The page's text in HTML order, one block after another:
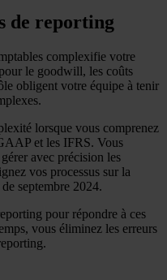
de reporting
complexifie votre
le goodwill, les coûts
obligent votre équipe à tenir
lorsque vous comprenez
et les IFRS. Vous
avec précision les
vos processus sur la
septembre 2024.
pour répondre à ces
vous éliminez les erreurs